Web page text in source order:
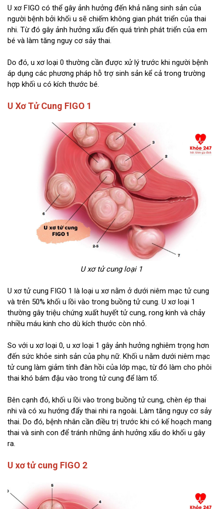
U xơ FIGO có thể gây ảnh hưởng đến khả năng sinh sản của
người bệnh bởi khối u sẽ chiếm không gian phát triển của thai
nhi. Từ đó gây ảnh hưởng xấu đến quá trình phát triển của em
bé và làm tăng nguy cơ sảy thai.
Do đó, u xơ loại 0 thường cần được xử lý trước khi người bệnh
áp dụng các phương pháp hỗ trợ sinh sản kể cả trong trường
hợp khối u có kích thước bé.
U Xơ Tử Cung FIGO 1
U xơ tử cung loại 1
U xơ tử cung FIGO 1 là loại u xơ nằm ở dưới niêm mạc tử cung
và trên 50% khối u lồi vào trong buồng tử cung. U xơ loại 1
thường gây triệu chứng xuất huyết tử cung, rong kinh và chảy
nhiều máu kinh cho dù kích thước còn nhỏ.
So với u xơ loại 0, u xơ loại 1 gây ảnh hưởng nghiêm trọng hơn
đến sức khỏe sinh sản của phụ nữ. Khối u nằm dưới niêm mạc
tử cung làm giảm tính đàn hồi của lớp mạc, từ đó làm cho phôi
thai khó bám đậu vào trong tử cung để làm tổ.
Bên cạnh đó, khối u lồi vào trong buồng tử cung, chèn ép thai
nhi và có xu hướng đẩy thai nhi ra ngoài. Làm tăng nguy cơ sảy
thai. Do đó, bệnh nhân cần điều trị trước khi có kế hoạch mang
thai và sinh con để tránh những ảnh hưởng xấu do khối u gây
ra.
U xơ tử cung FIGO 2